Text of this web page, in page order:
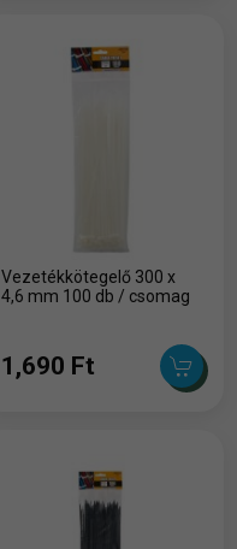
Vezetékkötegelő 300 x
4,6 mm 100 db / csomag
1,690 Ft